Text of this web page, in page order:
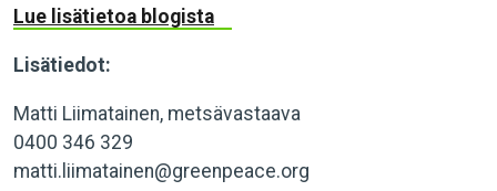
Lue lisätietoa blogista
Lisätiedot:
Matti Liimatainen, metsävastaava
0400 346 329
matti.liimatainen@greenpeace.org